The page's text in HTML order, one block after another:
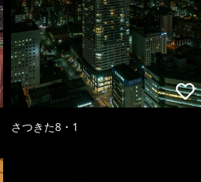
さつきた8・1